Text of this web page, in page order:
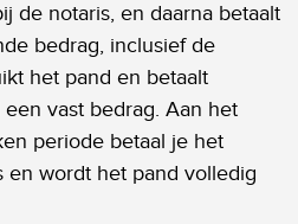
de notaris, en daarna betaalt
bedrag, inclusief de
het pand en betaalt
vast bedrag. Aan het
periode betaal je het
en wordt het pand volledig